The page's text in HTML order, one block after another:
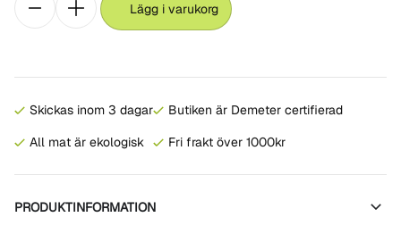
Lägg i varukorg
Skickas inom 3 dagar
All mat är ekologisk
Butiken är Demeter certifierad
Fri frakt över 1000kr
PRODUKTINFORMATION